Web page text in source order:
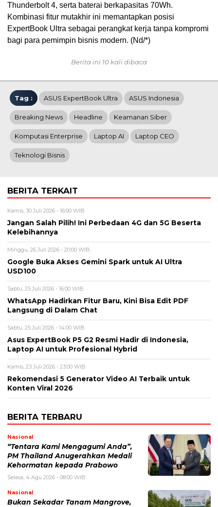
Thunderbolt 4, serta baterai berkapasitas 70Wh.
Kombinasi fitur mutakhir ini memantapkan posisi
ExpertBook Ultra sebagai perangkat kerja tanpa kompromi
bagi para pemimpin bisnis modern. (Nd/*)
Berita ini 10 kali dibaca
Tag : ASUS ExpertBook Ultra ASUS Indonesia
Breaking News Headline Keamanan Siber
Komputasi Enterprise Laptop AI Laptop CEO
Teknologi Bisnis
BERITA TERKAIT
Kamis, 30 Juli 2026 - 16:00 WIB
Jangan Salah Pilih! Ini Perbedaan 4G dan 5G Beserta
Kelebihannya
Minggu, 26 Juli 2026 - 20:00 WIB
Google Buka Akses Gemini Spark untuk AI Ultra
USD100
Sabtu, 25 Juli 2026 - 16:00 WIB
WhatsApp Hadirkan Fitur Baru, Kini Bisa Edit PDF
Langsung di Dalam Chat
Sabtu, 25 Juli 2026 - 14:00 WIB
Asus ExpertBook P5 G2 Resmi Hadir di Indonesia,
Laptop AI untuk Profesional Hybrid
Kamis, 23 Juli 2026 - 23:00 WIB
Rekomendasi 5 Generator Video AI Terbaik untuk
Konten Viral 2026
BERITA TERBARU
Nasional
“Tentara Kami Mengagumi Anda”,
PM Thailand Anugerahkan Medali
Kehormatan kepada Prabowo
Selasa, 4 Agu 2026 - 08:00 WIB
Nasional
Bukan Sekadar Tanam Mangrove,